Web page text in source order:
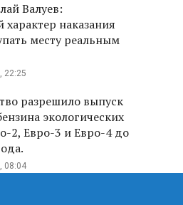
Валуев:
наказания
месту реальным
22:25
разрешило выпуск
экологических
2, Евро-3 и Евро-4 до
08:04